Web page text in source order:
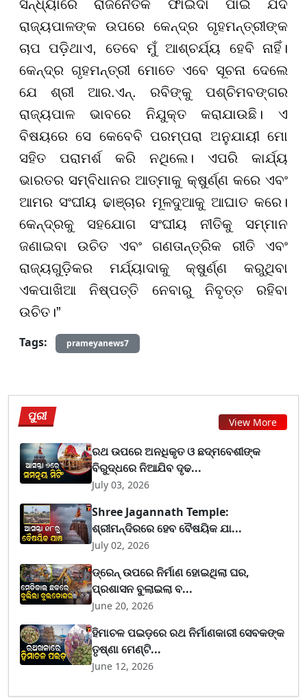
ସନ୍ଧ୍ୟାରେ ରାଜନୈତିକ ଫାଇଦା ପାଇଁ ଯଦି
ରାଜ୍ୟପାଳଙ୍କ ଉପରେ କେନ୍ଦ୍ର ଗୃହମନ୍ତ୍ରୀଙ୍କ
ଚାପ ପଡ଼ିଥାଏ, ତେବେ ମୁଁ ଆଶ୍ଚର୍ଯ୍ୟ ହେବି ନାହିଁ।
କେନ୍ଦ୍ର ଗୃହମନ୍ତ୍ରୀ ମୋତେ ଏବେ ସୂଚନା ଦେଲେ
ଯେ ଶ୍ରୀ ଆର.ଏନ୍. ରବିଙ୍କୁ ପଶ୍ଚିମବଙ୍ଗର
ରାଜ୍ୟପାଳ ଭାବରେ ନିଯୁକ୍ତ କରାଯାଉଛି। ଏ
ବିଷୟରେ ସେ କେବେବି ପରମ୍ପରା ଅନୁଯାୟୀ ମୋ
ସହିତ ପରାମର୍ଶ କରି ନଥିଲେ। ଏପରି କାର୍ଯ୍ୟ
ଭାରତର ସମ୍ବିଧାନର ଆତ୍ମାକୁ କ୍ଷୁର୍ଣ୍ଣ କରେ ଏବଂ
ଆମର ସଂଘୀୟ ଢାଞ୍ଚାର ମୂଳଦୁଆକୁ ଆଘାତ କରେ।
କେନ୍ଦ୍ରକୁ ସହଯୋଗ ସଂଘୀୟ ନୀତିକୁ ସମ୍ମାନ
ଜଣାଇବା ଉଚିତ ଏବଂ ଗଣତାନ୍ତ୍ରିକ ରୀତି ଏବଂ
ରାଜ୍ୟଗୁଡ଼ିକର ମର୍ଯ୍ୟାଦାକୁ କ୍ଷୁର୍ଣ୍ଣ କରୁଥିବା
ଏକପାଖିଆ ନିଷ୍ପତ୍ତି ନେବାରୁ ନିବୃତ୍ତ ରହିବା
ଉଚିତ।”
Tags:
prameyanews7
ପୁରୀ View More
ରଥ ଉପରେ ଅନଧିକୃତ ଓ ଛଦ୍ମବେଶୀଙ୍କ
ବିରୁଦ୍ଧରେ ନିଆଯିବ ଦୃଢ...
July 03, 2026
Shree Jagannath Temple:
ଶ୍ରୀମନ୍ଦିରରେ ହେବ ବୈଷୟିକ ଯା...
July 02, 2026
ଡ୍ରେନ୍ ଉପରେ ନିର୍ମାଣ ହୋଇଥିଲା ଘର,
ପ୍ରଶାସନ ବୁଲାଇଲା ବ...
June 20, 2026
ହିମାଚଳ ପଇଡ଼ରେ ରଥ ନିର୍ମାଣକାରୀ ସେବକଙ୍କ
ତୃଷ୍ଣା ମେଣ୍ଟି...
June 12, 2026